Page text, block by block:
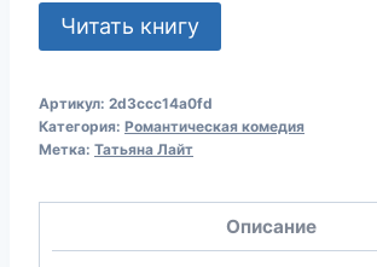
Читать книгу
Артикул: 2d3ccc14a0fd
Категория: Романтическая комедия
Метка: Татьяна Лайт
Описание